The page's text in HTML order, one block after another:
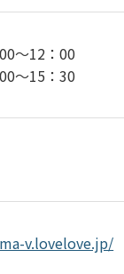
～12：00
～15：30
v.lovelove.jp/